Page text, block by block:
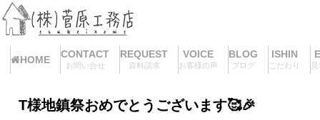
HOME CONTACT
お問い合せ
REQUEST
資料請求
VOICE
お客様の声
BLOG
ブログ
ISHIN
こだわり
T様地鎮祭おめでとうございます🥰🎉